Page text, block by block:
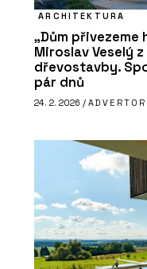
ARCHITEKTURA
„Dům přivezeme
Miroslav Veselý
dřevostavby.
pár dnů
24. 2. 2026 /